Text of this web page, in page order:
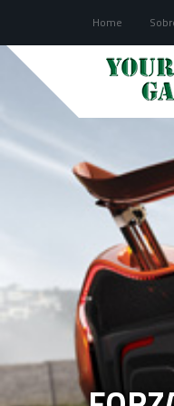
Home